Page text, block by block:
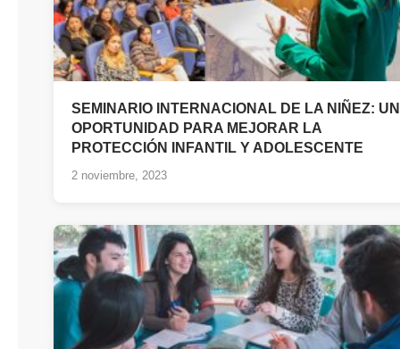
SEMINARIO INTERNACIONAL DE LA NIÑEZ:
OPORTUNIDAD PARA MEJORAR LA
PROTECCIÓN INFANTIL Y ADOLESCENTE
2 noviembre, 2023